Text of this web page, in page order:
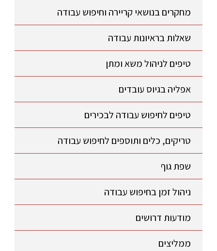
מחקרים בנושאי קריירה וחיפוש עבודה
שאלות בראיונות עבודה
טיפים לניהול משא ומתן
אפליה בגיוס עובדים
טיפים לחיפוש עבודה לבכירים
טריקים, כלים ותוספים לחיפוש עבודה
שפת גוף
ניהול זמן בחיפוש עבודה
מודעות דרושים
ממליצים